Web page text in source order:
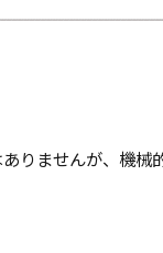
りませんが、機械